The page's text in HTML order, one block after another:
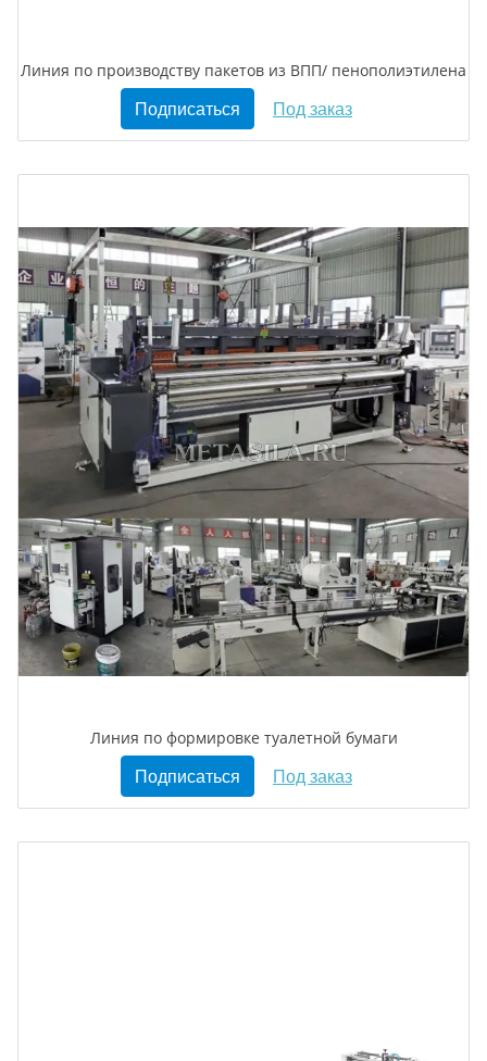
Линия по производству пакетов из ВПП/ пенополиэтилена
Подписаться Под заказ
Линия по формировке туалетной бумаги
Подписаться Под заказ